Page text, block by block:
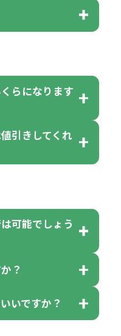
ら、何個でも
れ印刷をされる
ん。
って参ります。
数個単位で前
きましては商
色が選べるよう
個注文した場
単位でしたら
、ピンクを100
エローを110
セルは、制作
にご確認・ご検
っております
品（破損、故
の内容が異な
せていただき
ては送料着払い
らになります
代金の計算方法
+名入れ費用
製版代
+名入れ費用
引きしてくれ
見積もりさせ
ら個別でお問い
可能でしょう
り各種帳票の
です。
確認ください。
？
り各種帳票の
いですか？